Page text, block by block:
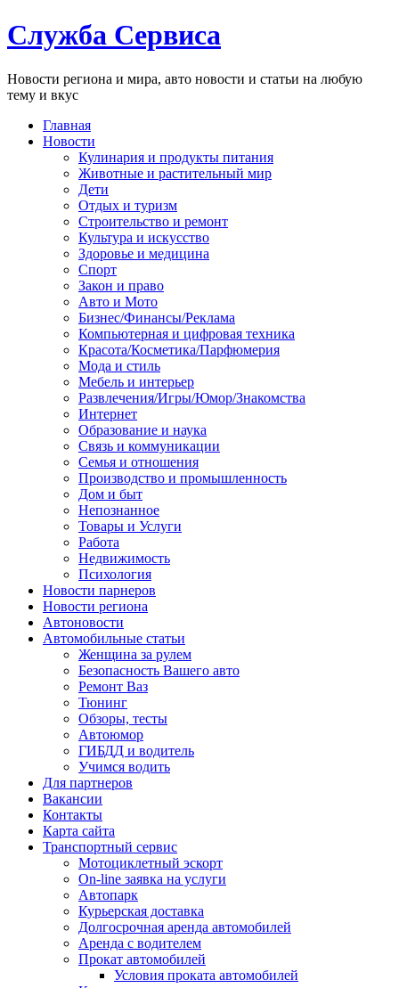
Служба Сервиса
Новости региона и мира, авто новости и статьи на любую
тему и вкус
Главная
Новости
Кулинария и продукты питания
Животные и растительный мир
Дети
Отдых и туризм
Строительство и ремонт
Культура и искусство
Здоровье и медицина
Спорт
Закон и право
Авто и Мото
Бизнес/Финансы/Реклама
Компьютерная и цифровая техника
Красота/Косметика/Парфюмерия
Мода и стиль
Мебель и интерьер
Развлечения/Игры/Юмор/Знакомства
Интернет
Образование и наука
Связь и коммуникации
Семья и отношения
Производство и промышленность
Дом и быт
Непознанное
Товары и Услуги
Работа
Недвижимость
Психология
Новости парнеров
Новости региона
Автоновости
Автомобильные статьи
Женщина за рулем
Безопасность Вашего авто
Ремонт Ваз
Тюнинг
Обзоры, тесты
Автоюмор
ГИБДД и водитель
Учимся водить
Для партнеров
Вакансии
Контакты
Карта сайта
Транспортный сервис
Мотоциклетный эскорт
On-line заявка на услуги
Автопарк
Курьерская доставка
Долгосрочная аренда автомобилей
Аренда с водителем
Прокат автомобилей
Условия проката автомобилей